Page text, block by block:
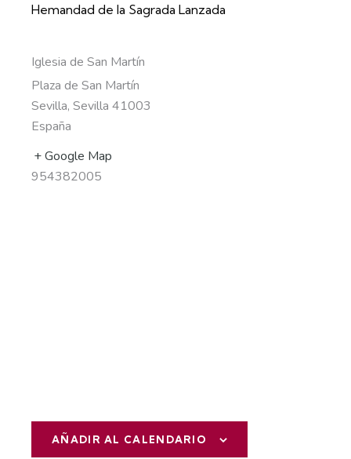
Hemandad de la Sagrada Lanzada
Iglesia de San Martín
Plaza de San Martín
Sevilla, Sevilla 41003
España
+ Google Map
954382005
AÑADIR AL CALENDARIO